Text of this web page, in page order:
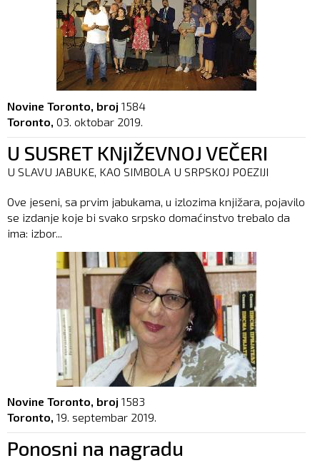
Novine Toronto, broj 1584
Toronto, 03. oktobar 2019.
U SUSRET KNjIŽEVNOJ VEČERI
U SLAVU JABUKE, KAO SIMBOLA U SRPSKOJ POEZIJI
Ove jeseni, sa prvim jabukama, u izlozima knjižara, pojavilo
se izdanje koje bi svako srpsko domaćinstvo trebalo da
ima: izbor...
Novine Toronto, broj 1583
Toronto, 19. septembar 2019.
Ponosni na nagradu